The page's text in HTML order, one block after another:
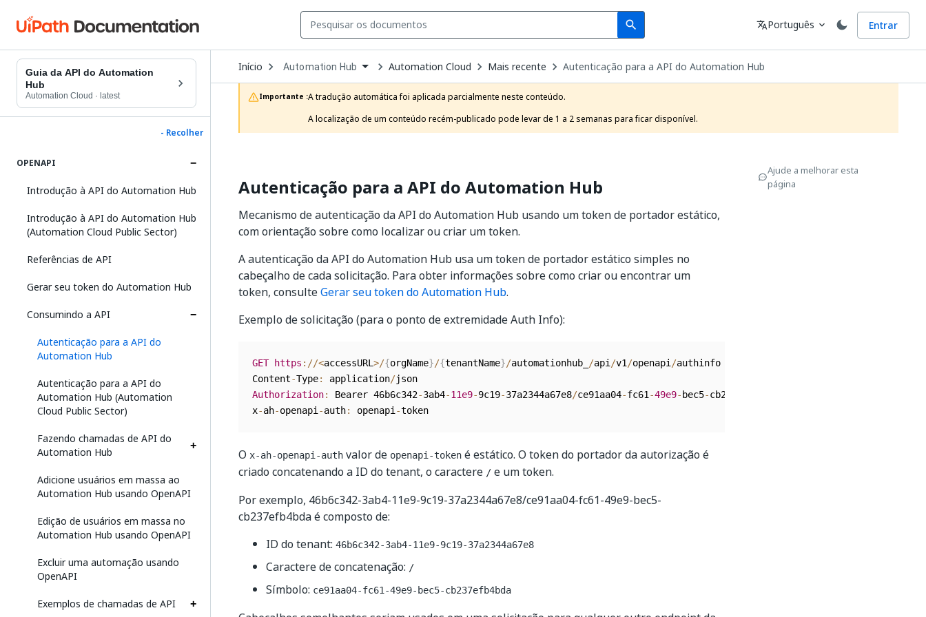
search
Search Idioma
translatePortuguês expand_more Entrar
Guia da API do Automation
Hub
Automation Cloud · latest
- Recolher
OPENAPI
Introdução à API do Automation Hub
Introdução à API do Automation Hub
(Automation Cloud Public Sector)
Referências de API
Gerar seu token do Automation Hub
Consumindo a API
Autenticação para a API do
Automation Hub
Autenticação para a API do
Automation Hub (Automation
Cloud Public Sector)
Fazendo chamadas de API do
Automation Hub
Adicione usuários em massa ao
Automation Hub usando OpenAPI
Edição de usuários em massa no
Automation Hub usando OpenAPI
Excluir uma automação usando
OpenAPI
Exemplos de chamadas de API
Início Open
Dropdown
to
choose
product
Automation Hub Automation Cloud Mais recente Autenticação para a API do Automation Hub
Importante :A tradução automática foi aplicada parcialmente neste conteúdo.
A localização de um conteúdo recém-publicado pode levar de 1 a 2 semanas para ficar disponível.
Autenticação para a API do Automation Hub
Mecanismo de autenticação da API do Automation Hub usando um token de portador estático,
com orientação sobre como localizar ou criar um token.
A autenticação da API do Automation Hub usa um token de portador estático simples no
cabeçalho de cada solicitação. Para obter informações sobre como criar ou encontrar um
token, consulteGerar seu token do Automation Hub.
Exemplo de solicitação (para o ponto de extremidade Auth Info):
GET https : //<accessURL >/{orgName}/{tenantName}/automationhub_ /api /v1 /openapi /authinfo
Content-Type: application/
Authorization: Bearer 46b6c342-3ab4-11e9-9c19-37a2344a67e8/ce91aa04-fc61 -49e9- bec5-cb237efb4bda
x-ah-openapi -auth: openapi -
O x-ah-openapi-auth valor de openapi-token é estático. O token do portador da autorização é
criado concatenando a ID do tenant, o caractere / e um token.
Por exemplo, 46b6c342-3ab4-11e9-9c19-37a2344a67e8/ce91aa04-fc61-49e9-bec5-
cb237efb4bda é composto de:
ID do tenant: 46b6c342-3ab4-11e9-9c19-37a2344a67e8
Caractere de concatenação: /
Símbolo: ce91aa04-fc61-49e9-bec5-cb237efb4bda
Ajude a melhorar esta
página